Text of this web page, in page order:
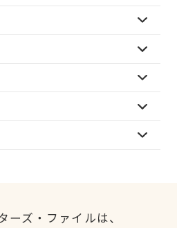
ーズ・ファイルは、